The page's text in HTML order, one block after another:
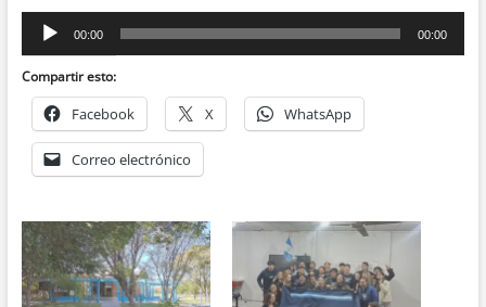
Reproductor
audio
00:00 00:00
Compartir esto:
Facebook X WhatsApp
Correo electrónico